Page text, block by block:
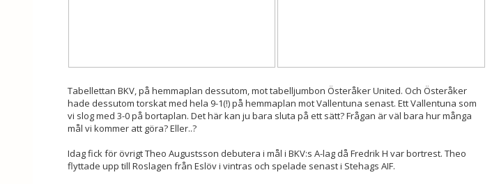
Tabellettan BKV, på hemmaplan dessutom, mot tabelljumbon Österåker United. Och Österåker
hade dessutom torskat med hela 9-1(!) på hemmaplan mot Vallentuna senast. Ett Vallentuna som
vi slog med 3-0 på bortaplan. Det här kan ju bara sluta på ett sätt? Frågan är väl bara hur många
mål vi kommer att göra? Eller..?
Idag fick för övrigt Theo Augustsson debutera i mål i BKV:s A-lag då Fredrik H var bortrest. Theo
flyttade upp till Roslagen från Eslöv i vintras och spelade senast i Stehags AIF.